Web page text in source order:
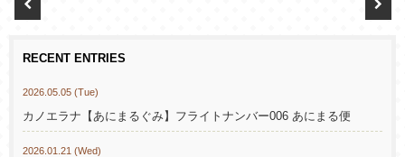
RECENT ENTRIES
2026.05.05 (Tue)
カノエラナ【あにまるぐみ】フライトナンバー006 あにまる便
2026.01.21 (Wed)